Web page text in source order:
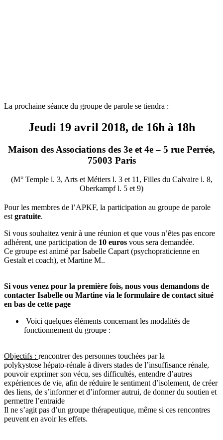
La ​prochaine séance du groupe de parole se tiendra :
Jeudi 19 avril 2018, de 16h à 18h
Maison des Associations des 3e et 4e – 5 rue Perrée,
75003 Paris
(M° Temple l. 3, Arts et Métiers l. 3 et 11, Filles du Calvaire l. 8,
Oberkampf l. 5 et 9)
Pour les membres de l’APKF, la participation au groupe de parole
est gratuite.
​Si vous souhaitez venir à une réunion et que vous n’êtes pas encore
adhérent, une participation de 10 euros vous sera demandée.
Ce groupe est animé par Isabelle Capart (psychopraticienne en ​
Gestalt et coach), et Martine M..
Si vous venez pour la première fois, nous vous demandons de
contacter Isabelle ou Martine via le formulaire de contact situé
en bas de cette page
Voici quelques éléments concernant les modalités de
fonctionnement du groupe :
Objectifs : rencontrer des personnes touchées par la
polykystose hépato-rénale à divers stades de l’insuffisance rénale,
pouvoir exprimer son vécu, ses difficultés, entendre d’autres
expériences de vie, afin de réduire le sentiment d’isolement, de créer
des liens, de s’informer et d’informer autrui, de donner du soutien et
permettre l’entraide
Il ne s’agit pas d’un groupe thérapeutique, même si ces rencontres
peuvent en avoir les effets.